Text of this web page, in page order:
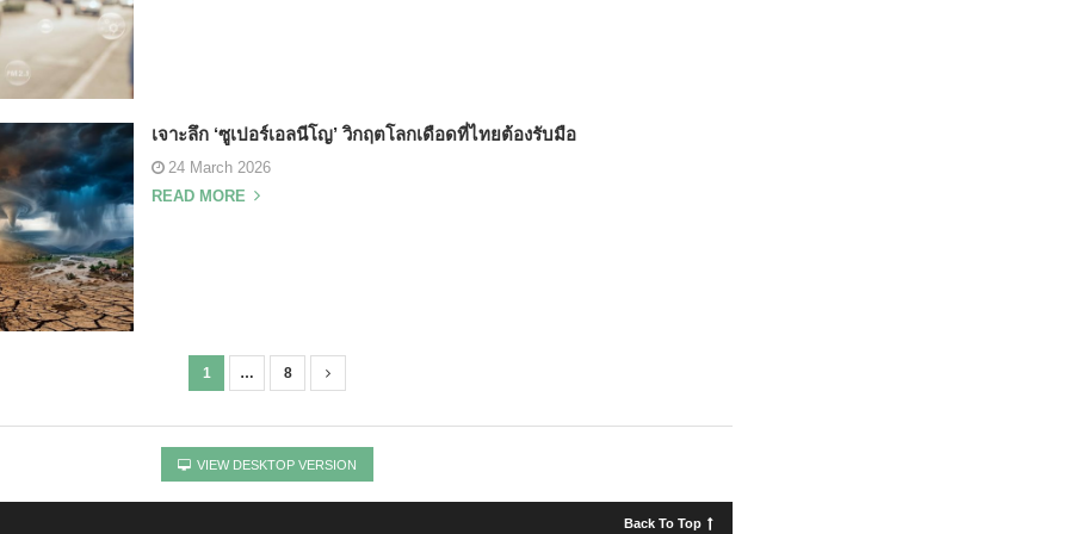
เจาะลึก ‘ซูเปอร์เอลนีโญ’ วิกฤตโลกเดือดที่ไทยต้องรับมือ
24 March 2026
READ MORE
1 … 8
VIEW DESKTOP VERSION
Back To Top